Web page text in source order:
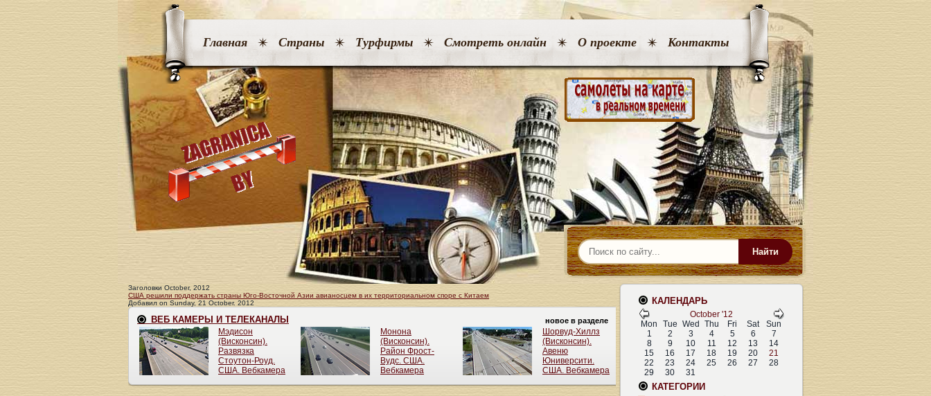
Главная Страны Турфирмы Смотреть онлайн О проекте Контакты
Найти
Заголовки October, 2012
США решили поддержать страны Юго-Восточной Азии авианосцем в их территориальном споре с Китаем
Добавил on Sunday, 21 October. 2012 КАЛЕНДАРЬ
October '12
Mon
Tue Wed Thu Fri Sat
Sun
1
2 3 4 5 6
7
8
9 10 11 12 13
14
15
16 17 18 19 20
21
22
23 24 25 26 27
28
29
30 31
КАТЕГОРИИ